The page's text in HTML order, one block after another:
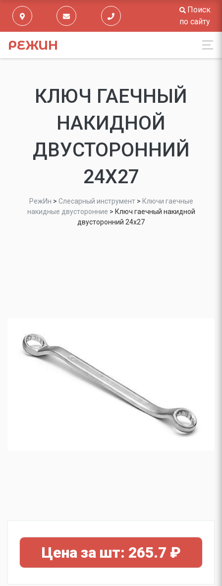
Поиск
по сайту
РЕЖИН
КЛЮЧ ГАЕЧНЫЙ
НАКИДНОЙ
ДВУСТОРОННИЙ
24Х27
РежИн > Слесарный инструмент> Ключи гаечные
накидные двусторонние > Ключ гаечный накидной
двусторонний 24х27
Цена за шт: 265.7 ₽